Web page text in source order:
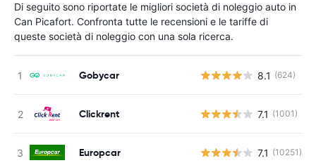
Di seguito sono riportate le migliori società di noleggio auto in
Can Picafort. Confronta tutte le recensioni e le tariffe di
queste società di noleggio con una sola ricerca.
Gobycar 8.1 (624)
Clickrent 7.1 (1001)
Europcar 7.1 (10251)